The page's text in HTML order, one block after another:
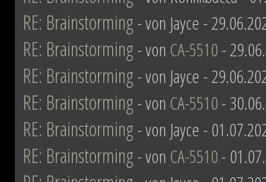
RE: Brainstorming- von Jayce -
RE: Brainstorming- von CA-5510-
RE: Brainstorming- von Jayce -
RE: Brainstorming- von CA-5510-
RE: Brainstorming- von Jayce -
RE: Brainstorming- von CA-5510-